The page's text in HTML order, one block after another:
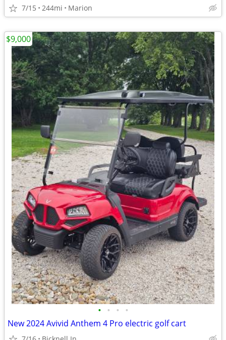
7/15 244mi Marion
• • • •
New 2024 Avivid Anthem 4 Pro electric golf cart
$9,000